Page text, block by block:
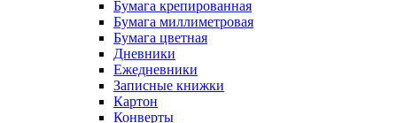
Бумага крепированная
Бумага миллиметровая
Бумага цветная
Дневники
Ежедневники
Записные книжки
Картон
Конверты